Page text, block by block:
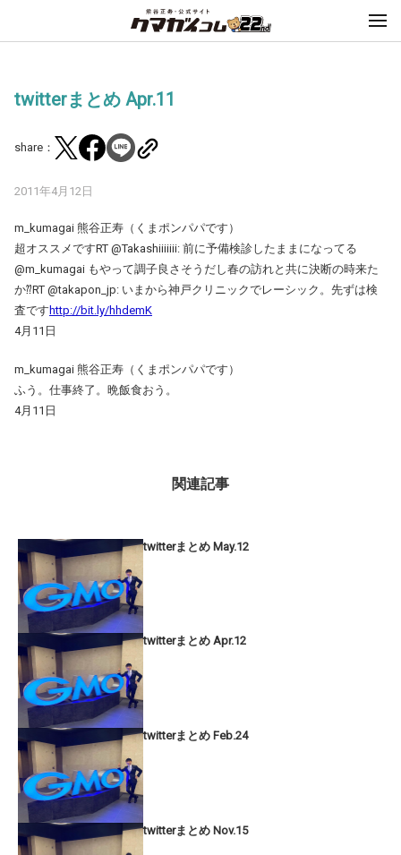
twitterまとめ Apr.11
share：
2011年4月12日
m_kumagai 熊谷正寿（くまポンパパです）
超オススメですRT @Takashiiiiiii: 前に予備検診したままになってる
@m_kumagai もやって調子良さそうだし春の訪れと共に決断の時来た
か⁇RT @takapon_jp: いまから神戸クリニックでレーシック。先ずは検
査です http://bit.ly/hhdemK
4月11日
m_kumagai 熊谷正寿（くまポンパパです）
ふう。仕事終了。晩飯食おう。
4月11日
関連記事
twitterまとめ May.12
twitterまとめ Apr.12
twitterまとめ Feb.24
twitterまとめ Nov.15